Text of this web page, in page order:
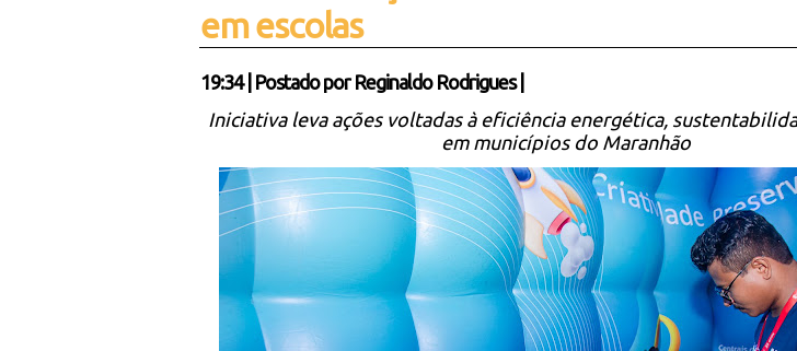
em escolas
19:34| Postado por Reginaldo Rodrigues
Iniciativa leva ações voltadas à eficiência energética,
em municípios do Maranhão